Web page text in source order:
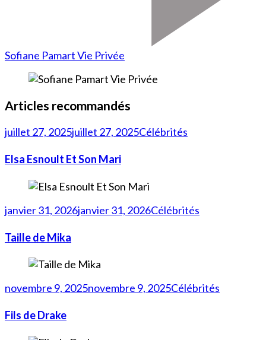
Sofiane Pamart Vie Privée
Articles recommandés
juillet 27, 2025juillet 27, 2025Célébrités
Elsa Esnoult Et Son Mari
janvier 31, 2026janvier 31, 2026Célébrités
Taille de Mika
novembre 9, 2025novembre 9, 2025Célébrités
Fils de Drake